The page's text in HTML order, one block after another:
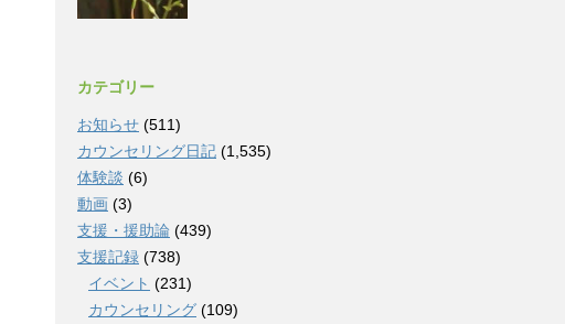
カテゴリー
お知らせ (511)
カウンセリング日記 (1,535)
体験談 (6)
動画 (3)
支援・援助論 (439)
支援記録 (738)
イベント (231)
カウンセリング (109)